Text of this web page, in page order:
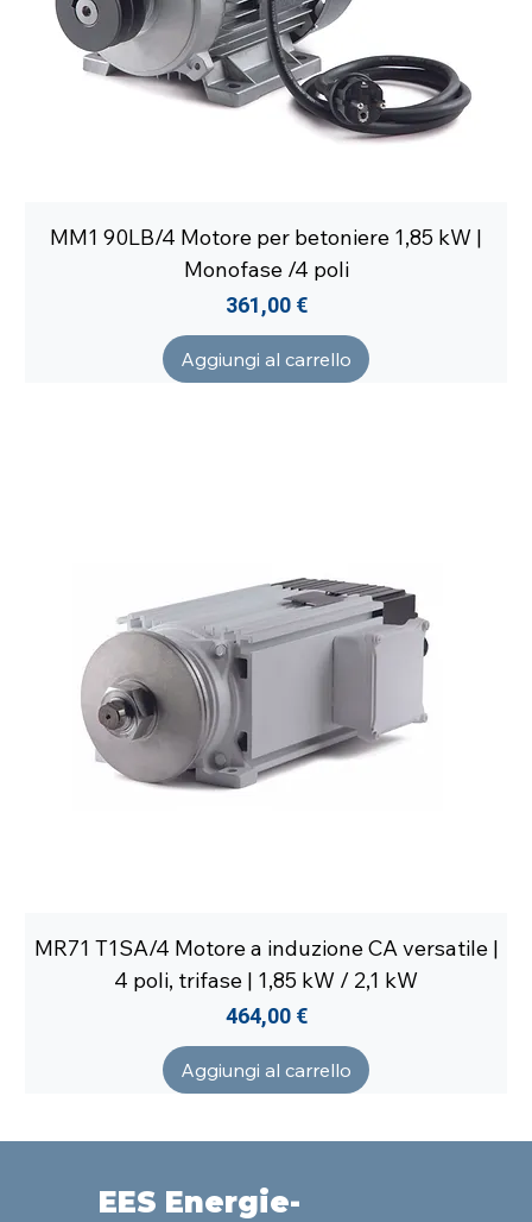
MM1 90LB/4 Motore per betoniere 1,85 kW |
Monofase /4 poli
Prezzo
361,00 €
Aggiungi al carrello
MR71 T1SA/4 Motore a induzione CA versatile |
4 poli, trifase | 1,85 kW / 2,1 kW
Prezzo
464,00 €
Aggiungi al carrello
EES Energie-